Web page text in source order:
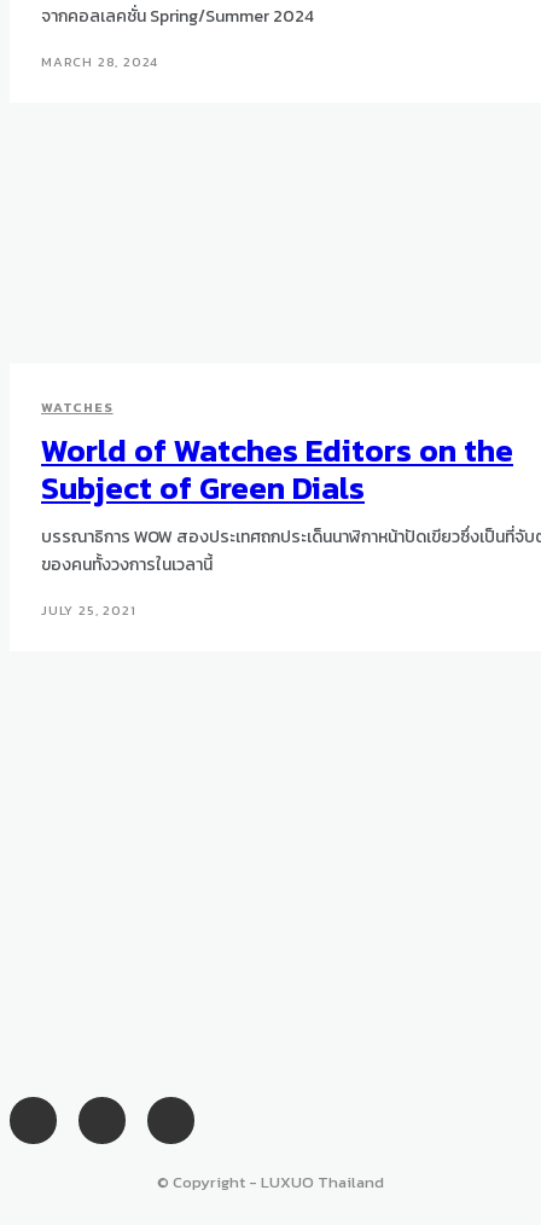
จากคอลเลคชั่น Spring/Summer 2024
MARCH 28, 2024
WATCHES
World of Watches Editors on the
Subject of Green Dials
บรรณาธิการ WOW สองประเทศถกประเด็นนาฬิกาหน้าปัดเขียวซึ่งเป็นที่จับ
ของคนทั้งวงการในเวลานี้
JULY 25, 2021
© Copyright - LUXUO Thailand